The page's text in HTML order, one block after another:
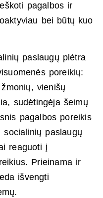
pagalbos ir
bei būtų kuo
paslaugų plėtra
poreikių:
vienišų
sudėtingėja šeimų
pagalbos poreikis
paslaugų
reaguoti į
Prieinama ir
išvengti